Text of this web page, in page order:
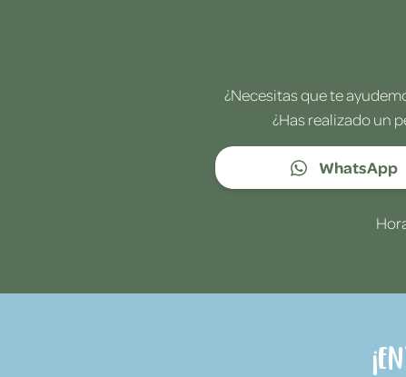
¿Necesitas que te
¿Has realizado un
WhatsApp